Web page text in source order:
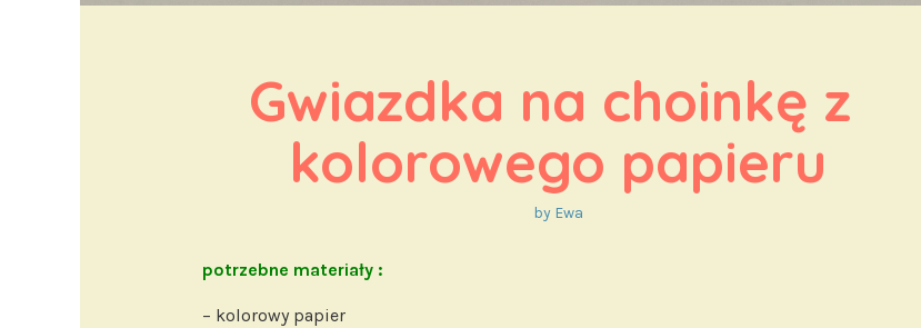
Gwiazdka na choinkę z
kolorowego papieru
by Ewa
potrzebne materiały :
– kolorowy papier